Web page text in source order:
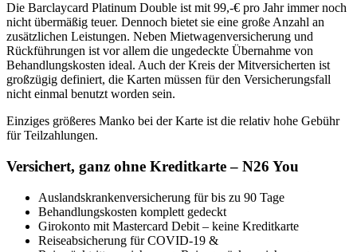
Die Barclaycard Platinum Double ist mit 99,-€ pro Jahr immer noch
nicht übermäßig teuer. Dennoch bietet sie eine große Anzahl an
zusätzlichen Leistungen. Neben Mietwagenversicherung und
Rückführungen ist vor allem die ungedeckte Übernahme von
Behandlungskosten ideal. Auch der Kreis der Mitversicherten ist
großzügig definiert, die Karten müssen für den Versicherungsfall
nicht einmal benutzt worden sein.
Einziges größeres Manko bei der Karte ist die relativ hohe Gebühr
für Teilzahlungen.
Versichert, ganz ohne Kreditkarte – N26 You
Auslandskrankenversicherung für bis zu 90 Tage
Behandlungskosten komplett gedeckt
Girokonto mit Mastercard Debit – keine Kreditkarte
Reiseabsicherung für COVID-19 &